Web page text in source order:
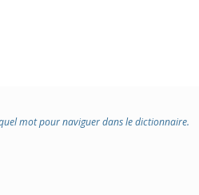
mot pour naviguer dans le dictionnaire.